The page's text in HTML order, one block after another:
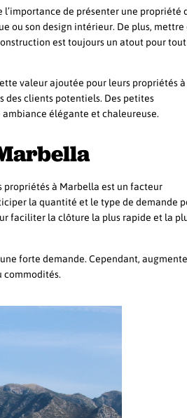
l’importance de présenter une propriété
ou son design intérieur. De plus, mettre
est toujours un atout pour tout
valeur ajoutée pour leurs propriétés à
des clients potentiels. Des petites
élégante et chaleureuse.
propriétés à Marbella est un facteur
la quantité et le type de demande
faciliter la clôture la plus rapide et la
forte demande. Cependant,
commodités.